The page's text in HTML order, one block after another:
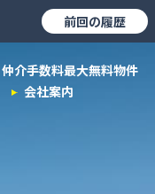
前回の履歴
仲介手数料最大無料物件
会社案内